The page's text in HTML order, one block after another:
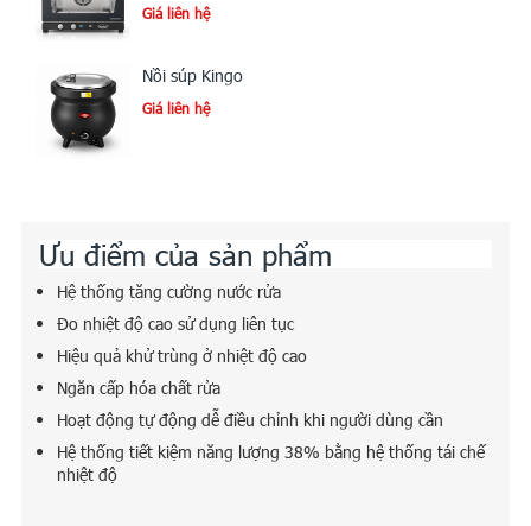
Giá liên hệ
Nồi súp Kingo
Giá liên hệ
Ưu điểm của sản phẩm
Hệ thống tăng cường nước rửa
Đo nhiệt độ cao sử dụng liên tục
Hiệu quả khử trùng ở nhiệt độ cao
Ngăn cấp hóa chất rửa
Hoạt động tự động dễ điều chỉnh khi người dùng cần
Hệ thống tiết kiệm năng lượng 38% bằng hệ thống tái chế
nhiệt độ